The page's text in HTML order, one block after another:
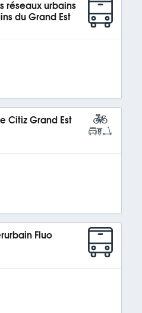
réseaux urbains
du Grand Est
Citiz Grand Est
Fluo